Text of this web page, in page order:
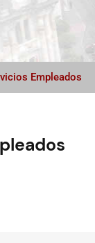
Empleados